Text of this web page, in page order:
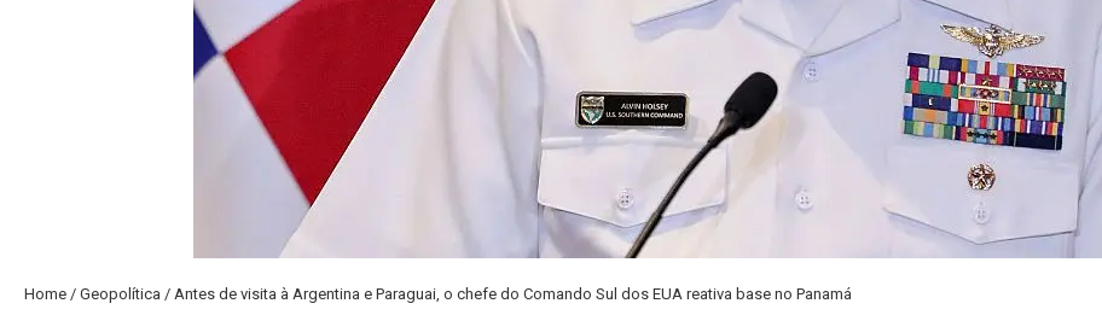
Home / Geopolítica / Antes de visita à Argentina e Paraguai, o chefe do Comando Sul dos EUA reativa base no Panamá